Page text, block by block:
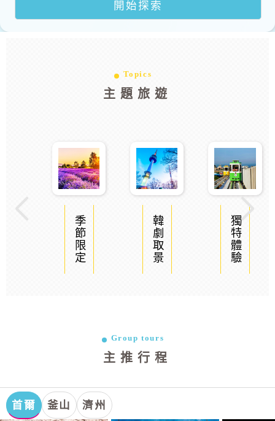
Topics
主題旅遊
季節限定 韓劇取景 獨特體驗
Group tours
主推行程
首爾 釜山 濟州